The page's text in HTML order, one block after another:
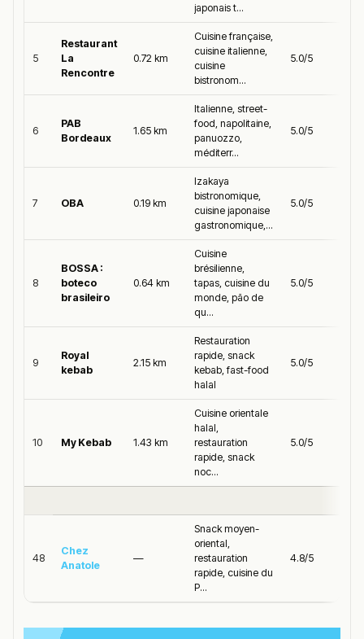
japonais t...
5
Restaurant
La
Rencontre
0.72 km
Cuisine française,
cuisine italienne,
cuisine
bistronom...
5.0/5
6
PAB
Bordeaux
1.65 km
Italienne, street-
food, napolitaine,
panuozzo,
méditerr...
5.0/5
7 OBA 0.19 km
Izakaya
bistronomique,
cuisine japonaise
gastronomique,...
5.0/5
8
BOSSA :
boteco
brasileiro
0.64 km
Cuisine
brésilienne,
tapas, cuisine du
monde, pão de
qu...
5.0/5
9
Royal
kebab
2.15 km
Restauration
rapide, snack
kebab, fast-food
halal
5.0/5
10 My Kebab 1.43 km
Cuisine orientale
halal,
restauration
rapide, snack
noc...
5.0/5
48
Chez
Anatole
—
Snack moyen-
oriental,
restauration
rapide, cuisine du
P...
4.8/5